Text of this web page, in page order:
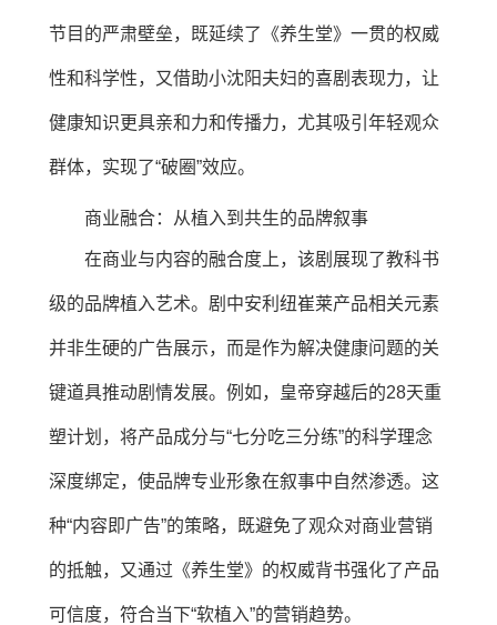
节目的严肃壁垒，既延续了《养生堂》一贯的权威
性和科学性，又借助小沈阳夫妇的喜剧表现力，让
健康知识更具亲和力和传播力，尤其吸引年轻观众
群体，实现了“破圈”效应。
商业融合：从植入到共生的品牌叙事
在商业与内容的融合度上，该剧展现了教科书
级的品牌植入艺术。剧中安利纽崔莱产品相关元素
并非生硬的广告展示，而是作为解决健康问题的关
键道具推动剧情发展。例如，皇帝穿越后的28天重
塑计划，将产品成分与“七分吃三分练”的科学理念
深度绑定，使品牌专业形象在叙事中自然渗透。这
种“内容即广告”的策略，既避免了观众对商业营销
的抵触，又通过《养生堂》的权威背书强化了产品
可信度，符合当下“软植入”的营销趋势。